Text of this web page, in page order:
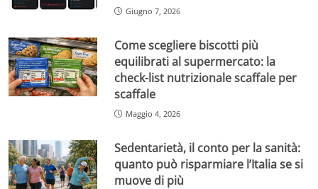
Giugno 7, 2026
Come scegliere biscotti più
equilibrati al supermercato: la
check-list nutrizionale scaffale per
scaffale
Maggio 4, 2026
Sedentarietà, il conto per la sanità:
quanto può risparmiare l’Italia se si
muove di più